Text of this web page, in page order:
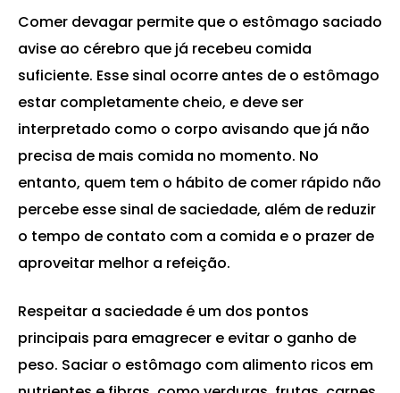
Comer devagar permite que o estômago saciado
avise ao cérebro que já recebeu comida
suficiente. Esse sinal ocorre antes de o estômago
estar completamente cheio, e deve ser
interpretado como o corpo avisando que já não
precisa de mais comida no momento. No
entanto, quem tem o hábito de comer rápido não
percebe esse sinal de saciedade, além de reduzir
o tempo de contato com a comida e o prazer de
aproveitar melhor a refeição.
Respeitar a saciedade é um dos pontos
principais para emagrecer e evitar o ganho de
peso. Saciar o estômago com alimento ricos em